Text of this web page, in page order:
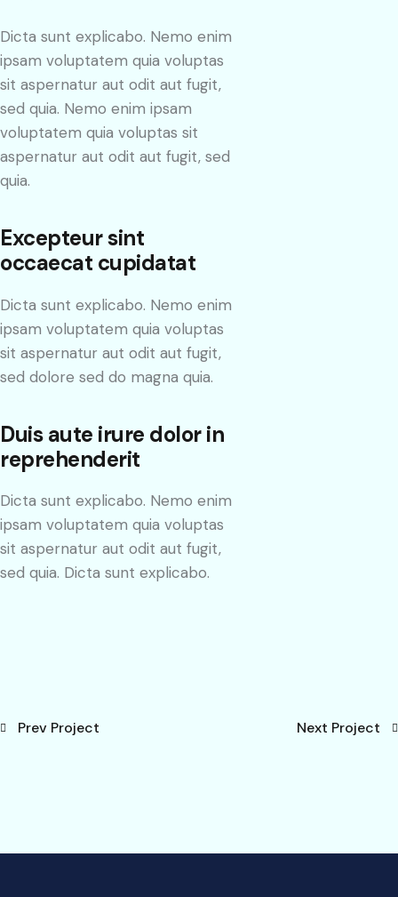
Dicta sunt explicabo. Nemo enim
ipsam voluptatem quia voluptas
sit aspernatur aut odit aut fugit,
sed quia. Nemo enim ipsam
voluptatem quia voluptas sit
aspernatur aut odit aut fugit, sed
quia.
Excepteur sint
occaecat cupidatat
Dicta sunt explicabo. Nemo enim
ipsam voluptatem quia voluptas
sit aspernatur aut odit aut fugit,
sed dolore sed do magna quia.
Duis aute irure dolor in
reprehenderit
Dicta sunt explicabo. Nemo enim
ipsam voluptatem quia voluptas
sit aspernatur aut odit aut fugit,
sed quia. Dicta sunt explicabo.
Prev Project Next Project